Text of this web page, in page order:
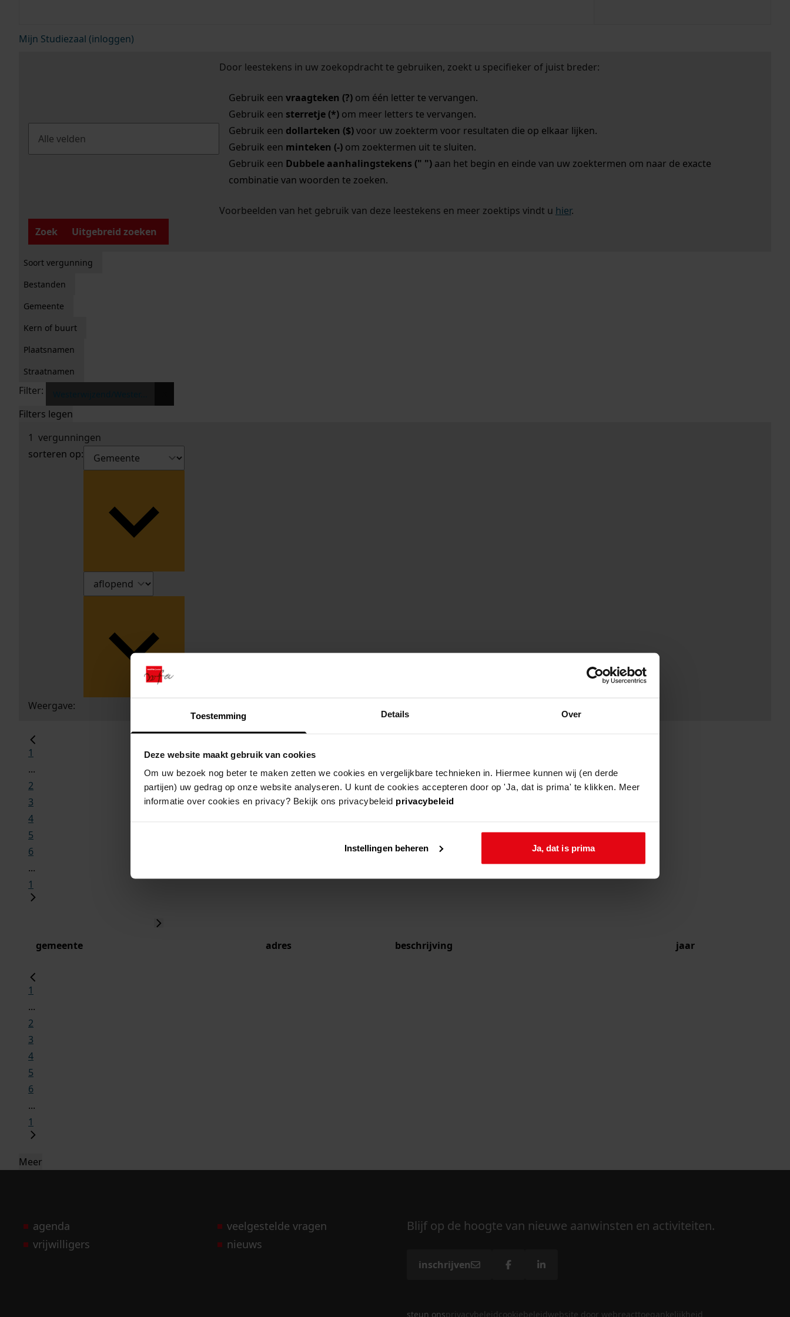
Toestemming Details Over
Deze website maakt gebruik van cookies
Om uw bezoek nog beter te maken zetten we cookies en vergelijkbare technieken in. Hiermee kunnen wij (en derde
partijen) uw gedrag op onze website analyseren. U kunt de cookies accepteren door op 'Ja, dat is prima' te klikken. Meer
informatie over cookies en privacy? Bekijk ons privacybeleid privacybeleid
Instellingen beheren Ja, dat is prima
Mijn Studiezaal (inloggen)
Door leestekens in uw zoekopdracht te gebruiken, zoekt u specifieker of juist breder:
Gebruik een vraagteken (?)om één letter te vervangen.
Gebruik een sterretje (*)om meer letters te vervangen.
Gebruik een dollarteken ($)voor uw zoekterm voor resultaten die op elkaar lijken.
Gebruik een minteken (-)om zoektermen uit te sluiten.
Gebruik een Dubbele aanhalingstekens (" ")aan het begin en einde van uw zoektermen om naar de exacte
combinatie van woorden te zoeken.
Voorbeelden van het gebruik van deze leestekens en meer zoektips vindt u hier.
Zoek
Uitgebreid zoeken
Soort vergunning
Bestanden
Gemeente
Kern of buurt
Plaatsnamen
Straatnamen
Filter:
Filters legen
1 vergunningen
sorteren op:
Weergave:
1
...
2
3
4
5
6
...
1
gemeente adres beschrijving jaar
1
...
2
3
4
5
6
...
1
Meer
agenda
vrijwilligers
veelgestelde vragen
nieuws
Blijf op de hoogte van nieuwe aanwinsten en activiteiten.
inschrijven
steun onsprivacybeleidcookiebeleidwebsite door webreacttoegankelijkheid